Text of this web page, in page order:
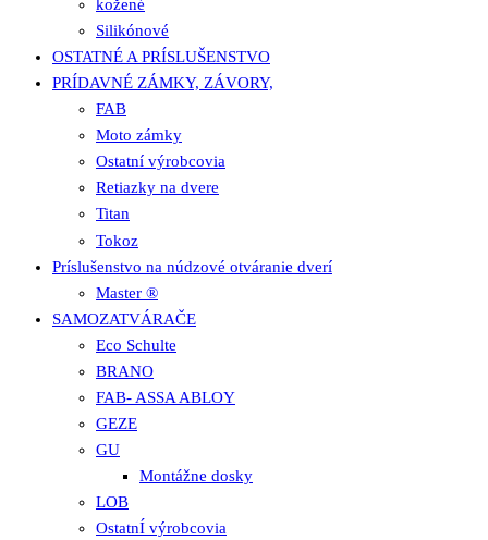
kožené
Silikónové
OSTATNÉ A PRÍSLUŠENSTVO
PRÍDAVNÉ ZÁMKY, ZÁVORY,
FAB
Moto zámky
Ostatní výrobcovia
Retiazky na dvere
Titan
Tokoz
Príslušenstvo na núdzové otváranie dverí
Master ®
SAMOZATVÁRAČE
Eco Schulte
BRANO
FAB- ASSA ABLOY
GEZE
GU
Montážne dosky
LOB
OstatnÍ výrobcovia